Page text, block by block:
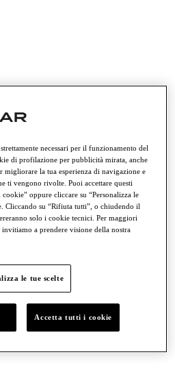
SEAT CUPRA
necessari per il funzionamento del
di profilazione per pubblicità mirata, anche
migliorare la tua esperienza di navigazione e
ti vengono rivolte. Puoi accettare questi
oppure cliccare su “Personalizza le
Cliccando su “Rifiuta tutti”, o chiudendo il
solo i cookie tecnici. Per maggiori
a prendere visione della nostra
le tue scelte
Accetta tutti i cookie